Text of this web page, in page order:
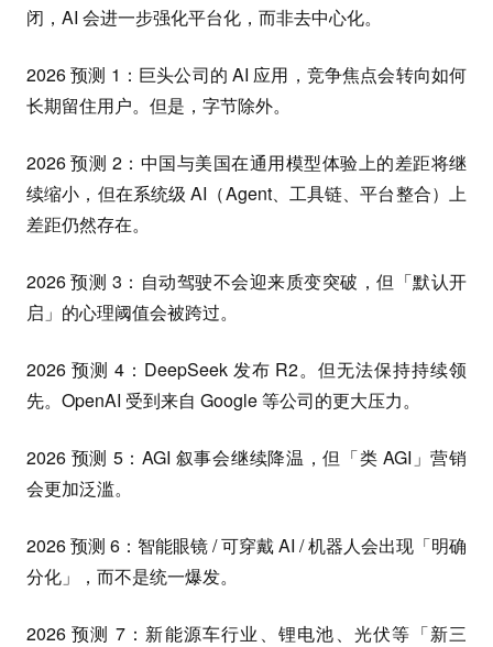
闭，AI 会进一步强化平台化，而非去中心化。
2026 预测 1：巨头公司的 AI 应用，竞争焦点会转向如何
长期留住用户。但是，字节除外。
2026 预测 2：中国与美国在通用模型体验上的差距将继
续缩小，但在系统级 AI（Agent、工具链、平台整合）上
差距仍然存在。
2026 预测 3：自动驾驶不会迎来质变突破，但「默认开
启」的心理阈值会被跨过。
2026 预测 4：DeepSeek 发布 R2。但无法保持持续领
先。OpenAI 受到来自 Google 等公司的更大压力。
2026 预测 5：AGI 叙事会继续降温，但「类 AGI」营销
会更加泛滥。
2026 预测 6：智能眼镜 / 可穿戴 AI / 机器人会出现「明确
分化」，而不是统一爆发。
2026 预测 7：新能源车行业、锂电池、光伏等「新三